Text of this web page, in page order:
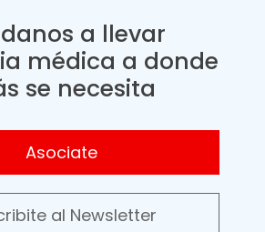
a llevar
médica a donde
se necesita
Asociate
al Newsletter